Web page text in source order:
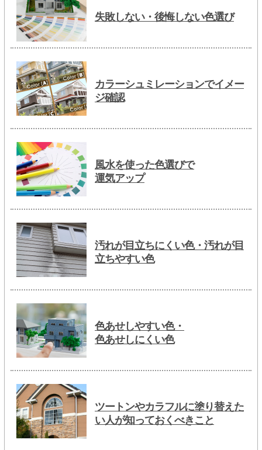
失敗しない・後悔しない色選び
カラーシュミレーションでイメー
ジ確認
風水を使った色選びで
運気アップ
汚れが目立ちにくい色・汚れが目
立ちやすい色
色あせしやすい色・
色あせしにくい色
ツートンやカラフルに塗り替えた
い人が知っておくべきこと